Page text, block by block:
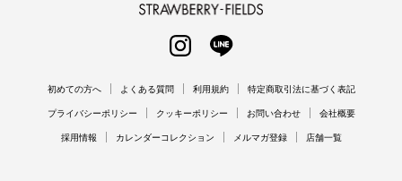
INSTAGRAM
初めての方へ よくある質問 利用規約 特定商取引法に基づく表記
プライバシーポリシー クッキーポリシー お問い合わせ 会社概要
採用情報 カレンダーコレクション メルマガ登録 店舗一覧